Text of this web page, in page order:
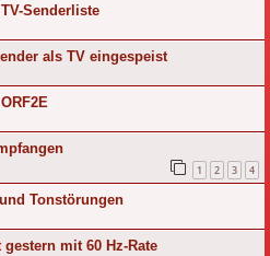
Senderliste
als TV eingespeist
1 2 3 4
Tonstörungen
mit 60 Hz-Rate